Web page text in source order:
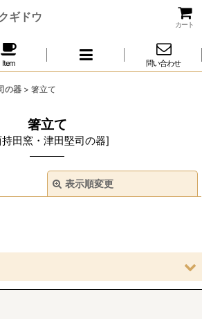
ギドウ
カート
Item 問い合わせ
の器 > 箸立て
箸立て
田窯・津田堅司の器]
表示順変更